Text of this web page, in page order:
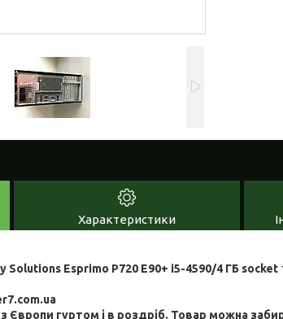
Характеристики
Solutions Esprimo P720 E90+ i5-4590/4 ГБ socket
Європи гуртом і в роздріб. Товар можна